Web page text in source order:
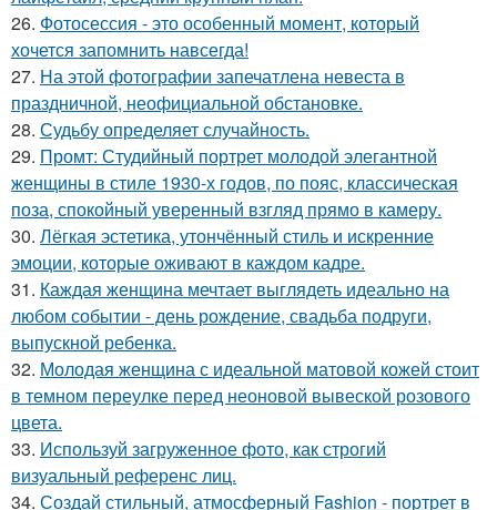
26. Фотосессия - это особенный момент, который
хочется запомнить навсегда!
27. На этой фотографии запечатлена невеста в
праздничной, неофициальной обстановке.
28. Судьбу определяет случайность.
29. Промт: Студийный портрет молодой элегантной
женщины в стиле 1930-х годов, по пояс, классическая
поза, спокойный уверенный взгляд прямо в камеру.
30. Лёгкая эстетика, утончённый стиль и искренние
эмоции, которые оживают в каждом кадре.
31. Каждая женщина мечтает выглядеть идеально на
любом событии - день рождение, свадьба подруги,
выпускной ребенка.
32. Молодая женщина с идеальной матовой кожей стоит
в темном переулке перед неоновой вывеской розового
цвета.
33. Используй загруженное фото, как строгий
визуальный референс лиц.
34. Создай стильный, атмосферный Fashion - портрет в